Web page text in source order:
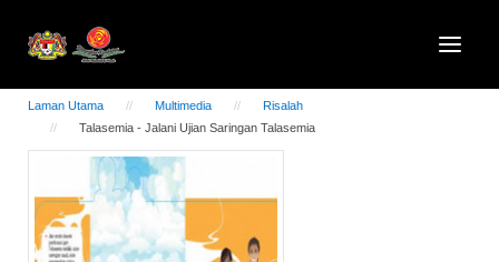
Laman Utama Multimedia
Risalah
Talasemia - Jalani Ujian Saringan Talasemia